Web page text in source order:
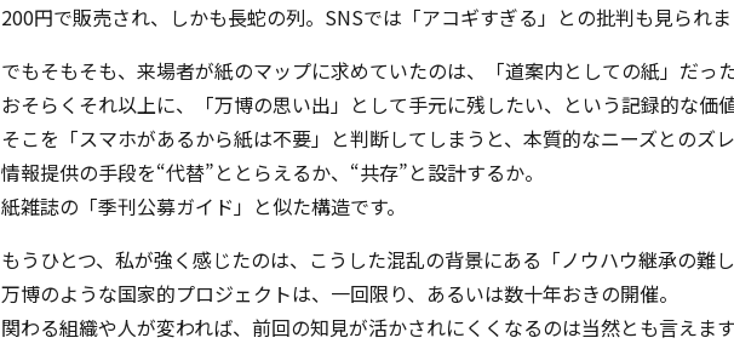
200円で販売され、しかも長蛇の列。SNSでは「アコギすぎる」との批判も見られ
でもそもそも、来場者が紙のマップに求めていたのは、「道案内としての紙」だっ
おそらくそれ以上に、「万博の思い出」として手元に残したい、という記録的な価
そこを「スマホがあるから紙は不要」と判断してしまうと、本質的なニーズとのズ
情報提供の手段を“代替”ととらえるか、“共存”と設計するか。
紙雑誌の「季刊公募ガイド」と似た構造です。
もうひとつ、私が強く感じたのは、こうした混乱の背景にある「ノウハウ継承の難
万博のような国家的プロジェクトは、一回限り、あるいは数十年おきの開催。
関わる組織や人が変われば、前回の知見が活かされにくくなるのは当然とも言えま